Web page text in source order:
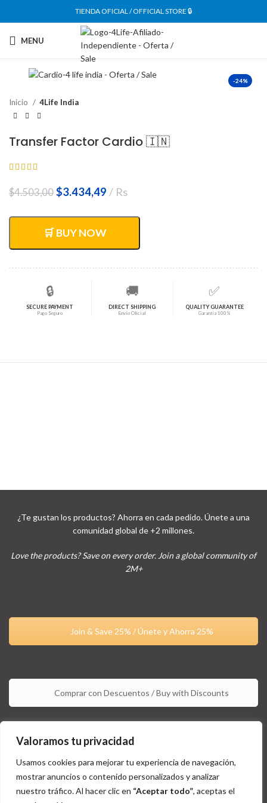
Valoramos tu privacidad
Usamos cookies para mejorar tu experiencia de navegación,
mostrar anuncios o contenido personalizados y analizar
nuestro tráfico. Al hacer clic en “Aceptar todo”, aceptas el
TIENDA OFICIAL / OFFICIAL STORE 🔒
MENU
-24%
Inicio 4Life India
Transfer Factor Cardio 🇮🇳
$4.503,00 El
original
era:
$4.503,00.
$3.434,49 El
actual
es:
Rs
🛒 BUY NOW
🔒
SECURE PAYMENT
Pago Seguro
🚚
DIRECT SHIPPING
Envío Oficial
✅
QUALITY GUARANTEE
Garantía 100%
¿Te gustan los productos? Ahorra en cada pedido. Únete a una
comunidad global de +2 millones.
Love the products? Save on every order. Join a global community of
2M+
Join & Save 25% / Únete y Ahorra 25%
Comprar con Descuentos / Buy with Discounts
Estos productos no están aprobados por la FDA y no tienen la